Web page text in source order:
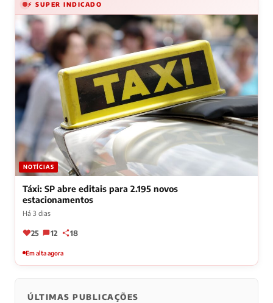
⚡ SUPER INDICADO
NOTÍCIAS
Táxi: SP abre editais para 2.195 novos
estacionamentos
Há 3 dias
25 12 18
Em alta agora
ÚLTIMAS PUBLICAÇÕES